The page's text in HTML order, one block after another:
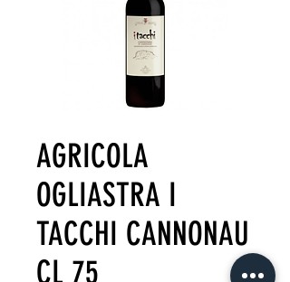
AGRICOLA
OGLIASTRA I
TACCHI CANNONAU
CL 75